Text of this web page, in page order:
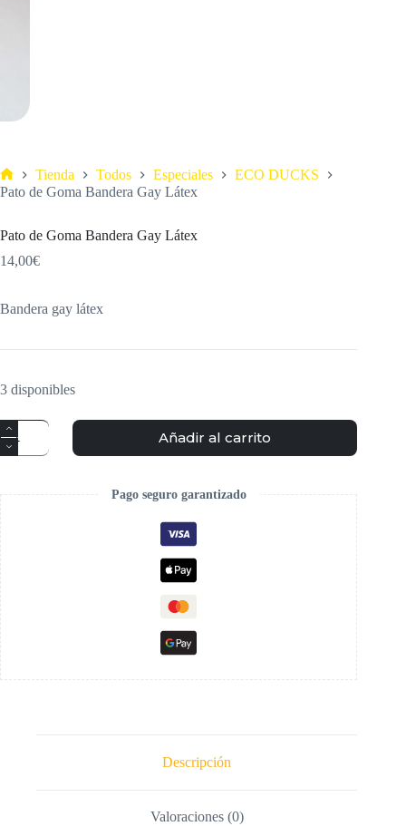
Tienda Todos Especiales
ECO DUCKS
Pato de Goma Bandera Gay Látex
Pato de Goma Bandera Gay Látex
14,00€
Bandera gay látex
3 disponibles
Añadir al carrito
Pago seguro garantizado
Descripción
Valoraciones (0)